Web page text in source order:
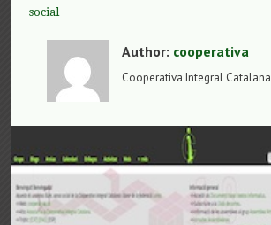
social
Author: cooperativa
Cooperativa Integral Catalana